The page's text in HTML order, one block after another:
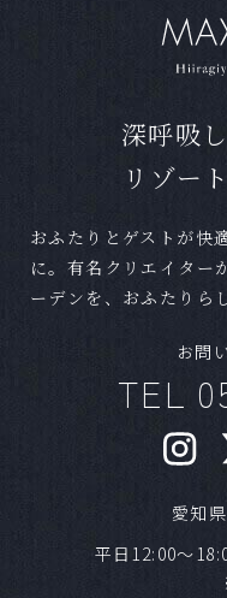
どの様なスタイ
ます。写真のみ
ペットの参加は
がございますが
Ｑ 準備期間はどれ
結婚式までに最
混み合うシーズ
気候の良いシー
す。1年以上前
ゃいます。ご希
深呼吸
リゾー
おふたりとゲストが快
に。有名クリエイター
ーデンを、おふたりら
お問
TEL
愛知
平日12:00～